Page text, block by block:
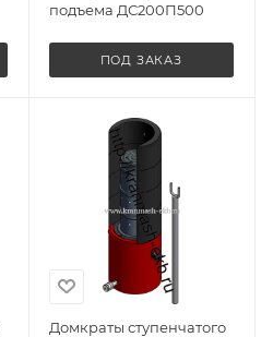
подъема ДС200П500
ПОД ЗАКАЗ
Домкраты ступенчатого